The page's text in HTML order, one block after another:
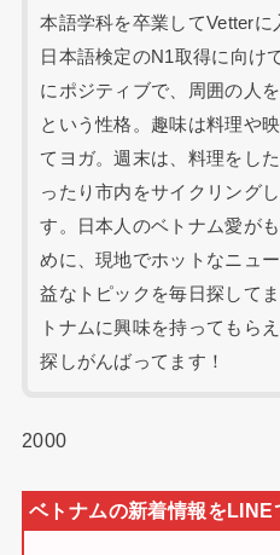
本語学科を卒業してVetterに
日本語検定のN1取得に向け
にポジティブで、周囲の人
という性格。趣味は料理や
てヨガ。週末は、料理をし
ったり市内をサイクリング
す。日本人のベトナム愛が
めに、現地でホットなニュ
益なトピックを毎日探して
トナムに興味を持ってもら
探しがんばってます！
2000